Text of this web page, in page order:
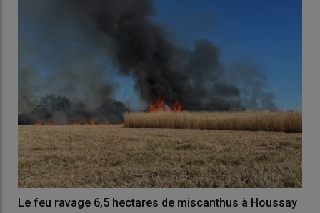
Le feu ravage 6,5 hectares de miscanthus à Houssay